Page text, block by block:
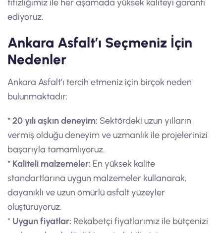
titizliğimiz ile her aşamada yüksek kaliteyi garanti
ediyoruz.
Ankara Asfalt’ı Seçmeniz İçin
Nedenler
Ankara Asfalt’ı tercih etmeniz için birçok neden
bulunmaktadır:
*20 yılı aşkın deneyim: Sektördeki uzun yılların
vermiş olduğu deneyim ve uzmanlık ile projelerinizi
başarıyla tamamlıyoruz.
* Kaliteli malzemeler: En yüksek kalite
standartlarına uygun malzemeler kullanarak,
dayanıklı ve uzun ömürlü asfalt yüzeyler
oluşturuyoruz.
* Uygun fiyatlar: Rekabetçi fiyatlarımız ile bütçenizi